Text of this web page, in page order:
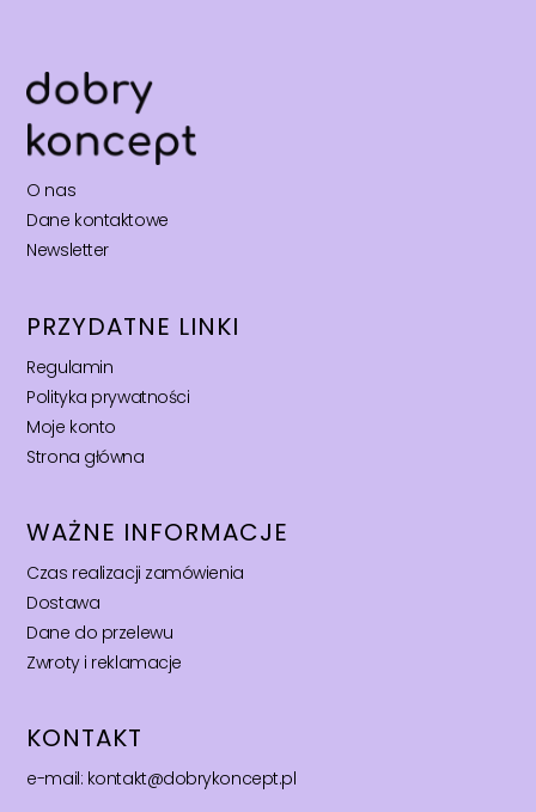
O nas
Dane kontaktowe
Newsletter
PRZYDATNE LINKI
Regulamin
Polityka prywatności
Moje konto
Strona główna
WAŻNE INFORMACJE
Czas realizacji zamówienia
Dostawa
Dane do przelewu
Zwroty i reklamacje
KONTAKT
e-mail: kontakt@dobrykoncept.pl